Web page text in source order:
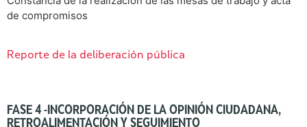
de compromisos
Reporte de la deliberación pública
FASE 4 -INCORPORACIÓN DE LA OPINIÓN CIUDADANA,
RETROALIMENTACIÓN Y SEGUIMIENTO